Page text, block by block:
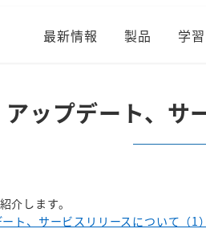
最新情報 製品 学習
ップデート、サ
介します。
ト、サービスリリースについて（1）